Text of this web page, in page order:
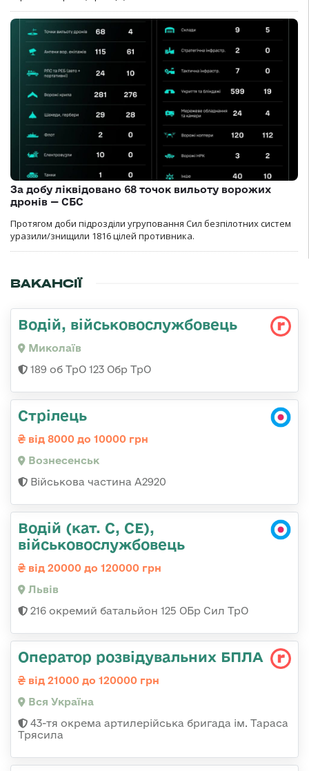
За добу ліквідовано 68 точок вильоту ворожих
дронів — СБС
Протягом доби підрозділи угруповання Сил безпілотних систем
уразили/знищили 1816 цілей противника.
ВАКАНСІЇ
Водій, військовослужбовець
Миколаїв
189 об ТрО 123 Обр ТрО
Стрілець
від 8000 до 10000 грн
Вознесенськ
Військова частина А2920
Водій (кат. С, СЕ),
військовослужбовець
від 20000 до 120000 грн
Львів
216 окремий батальйон 125 ОБр Сил ТрО
Оператор розвідувальних БПЛА
від 21000 до 120000 грн
Вся Україна
43-тя окрема артилерійська бригада ім. Тараса
Трясила